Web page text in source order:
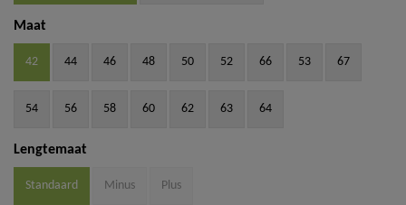
Maat
42 44 46 48 50 52 66 53 67
54 56 58 60 62 63 64
Lengtemaat
Standaard Minus Plus